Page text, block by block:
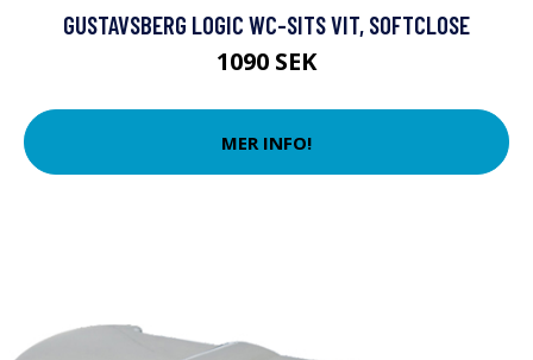
GUSTAVSBERG LOGIC WC-SITS VIT, SOFTCLOSE
1090 SEK
MER INFO!